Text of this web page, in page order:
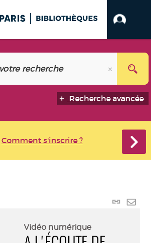
Recherche avancée
Comment s'inscrire ?
Lien
Vidéo numérique